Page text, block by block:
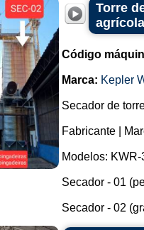
Torre
Código
Marca: Kepler
Secador de
Fabricante |
Modelos:
Secador - 01
Secador - 02